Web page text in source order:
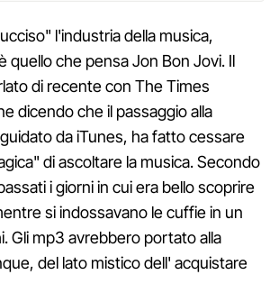
l'industria della musica,
quello che pensa Jon Bon Jovi. Il
di recente con The Times
dicendo che il passaggio alla
da iTunes, ha fatto cessare
di ascoltare la musica. Secondo
i giorni in cui era bello scoprire
si indossavano le cuffie in un
Gli mp3 avrebbero portato alla
del lato mistico dell' acquistare